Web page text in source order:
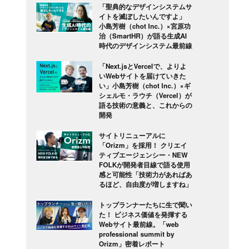
「聖典的なデザインシステムサ
イトを滅ぼしたいんですよ」
小島芳樹（chot Inc.）×宮原功
治（SmartHR）が語る生成AI
時代のデザインシステム最前線
「Next.jsとVercelで、よりよ
いWebサイトを届けていきた
い」小島芳樹（chot Inc.）×ギ
シェルモ・ラウチ（Vercel）が
語る技術の意義と、これからの
開発
サイトリニューアルに
「Orizm」を採用！ クリエイ
ティブエージェンシー・NEW
FOLKが開発者目線で語る使用
感と可能性「技術力があればあ
るほど、自由度が増しますね」
トップランナーたちに生で聞い
た！ ビジネス価値を発揮する
Webサイト最前線。「web
professional summit by
Orizm」密着レポート